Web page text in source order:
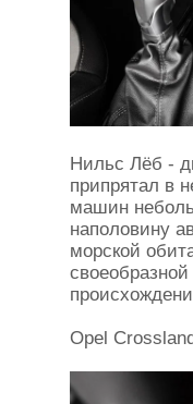
Нильс Лёб -
припрятал в
машин
наполовину
морской
Opel